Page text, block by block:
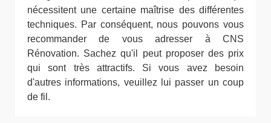
nécessitent une certaine maîtrise des différentes
techniques. Par conséquent, nous pouvons vous
recommander de vous adresser à CNS
Rénovation. Sachez qu'il peut proposer des prix
qui sont très attractifs. Si vous avez besoin
d'autres informations, veuillez lui passer un coup
de fil.